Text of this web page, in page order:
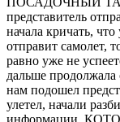
представитель
начала кричать,
отправит самолет,
равно уже не
дальше
нам подошел
улетел, начали
информации,